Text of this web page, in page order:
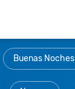
Buenas Noches